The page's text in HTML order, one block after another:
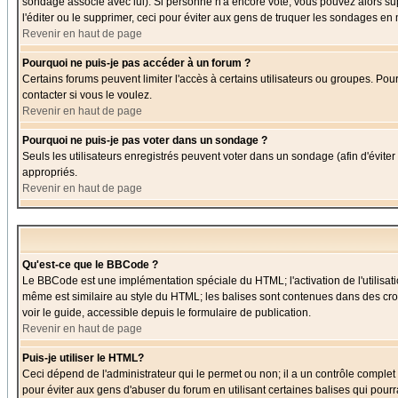
l'éditer ou le supprimer, ceci pour éviter aux gens de truquer les sondages
Revenir en haut de page
Pourquoi ne puis-je pas accéder à un forum ?
Certains forums peuvent limiter l'accès à certains utilisateurs ou groupes.
contacter si vous le voulez.
Revenir en haut de page
Pourquoi ne puis-je pas voter dans un sondage ?
Seuls les utilisateurs enregistrés peuvent voter dans un sondage (afin
appropriés.
Revenir en haut de page
Qu'est-ce que le BBCode ?
Le BBCode est une implémentation spéciale du HTML; l'activation de
même est similaire au style du HTML; les balises sont contenues dans des
voir le guide, accessible depuis le formulaire de publication.
Revenir en haut de page
Puis-je utiliser le HTML?
Ceci dépend de l'administrateur qui le permet ou non; il a un contrôle
pour éviter aux gens d'abuser du forum en utilisant certaines balises qui